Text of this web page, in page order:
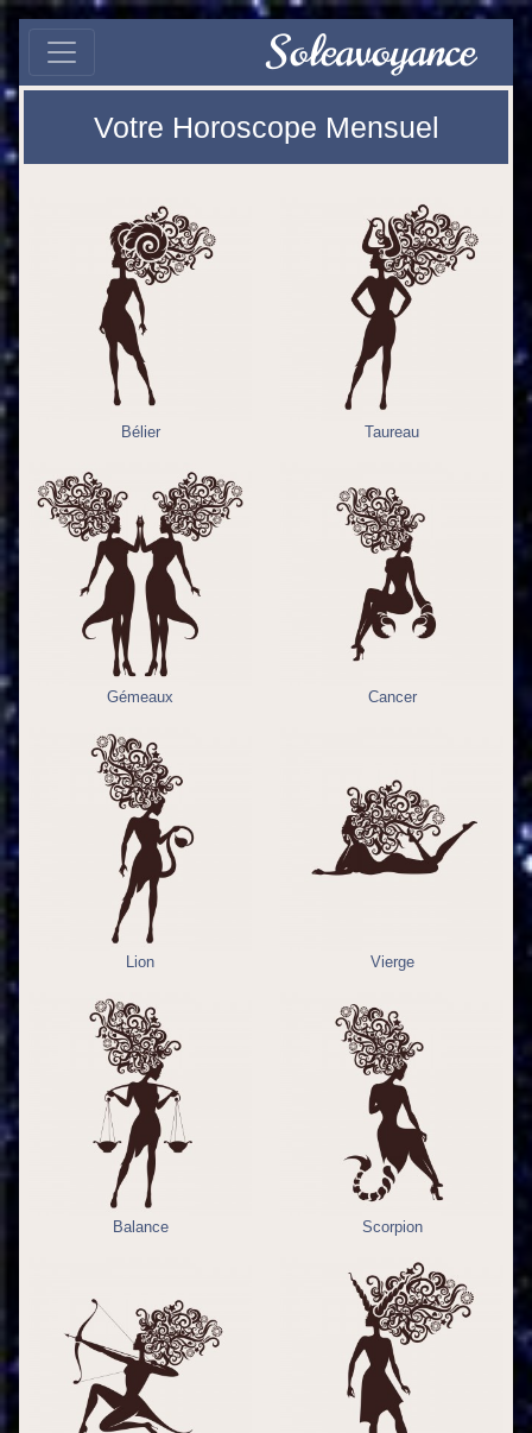
Soleavoyance
Votre Horoscope Mensuel
Bélier Taureau
Gémeaux Cancer
Lion Vierge
Balance Scorpion